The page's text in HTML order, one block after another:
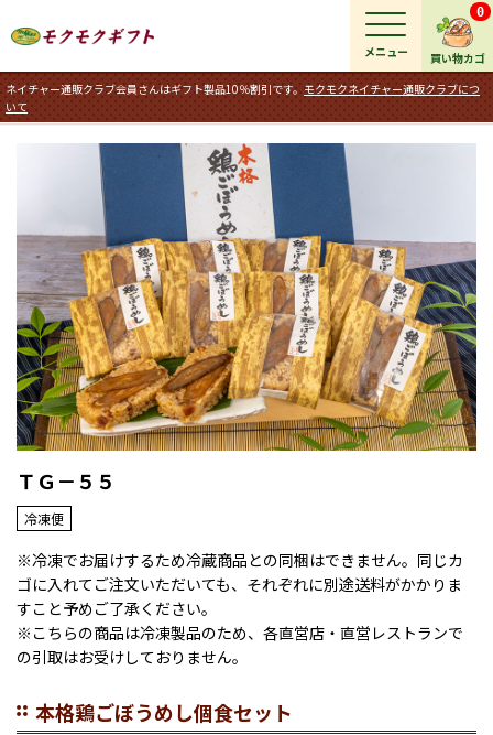
買い物カゴ
0
ネイチャー通販クラブ会員さんはギフト製品10％割引です。 モクモクネイチャー通販クラブにつ
いて
メニュー
ＴＧ－５５
冷凍便
※冷凍でお届けするため冷蔵商品との同梱はできません。同じカ
ゴに入れてご注文いただいても、それぞれに別途送料がかかりま
すこと予めご了承ください。
※こちらの商品は冷凍製品のため、各直営店・直営レストランで
の引取はお受けしておりません。
本格鶏ごぼうめし個食セット